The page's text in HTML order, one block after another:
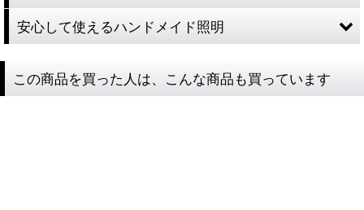
安心して使えるハンドメイド照明
この商品を買った人は、こんな商品も買っています